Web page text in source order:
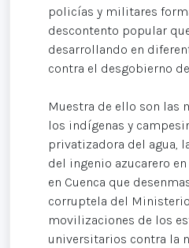
policías y militares
descontento popular
desarrollando en
contra el desgobierno
Muestra de ello son las
los indígenas y
privatizadora del agua,
del ingenio azucarero
en Cuenca que
corruptela del
movilizaciones de los
universitarios contra la